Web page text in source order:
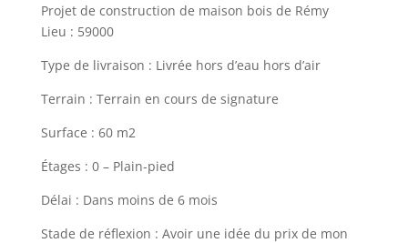
Projet de construction de maison bois de Rémy
Lieu : 59000
Type de livraison : Livrée hors d’eau hors d’air
Terrain : Terrain en cours de signature
Surface : 60 m2
Étages : 0 – Plain-pied
Délai : Dans moins de 6 mois
Stade de réflexion : Avoir une idée du prix de mon